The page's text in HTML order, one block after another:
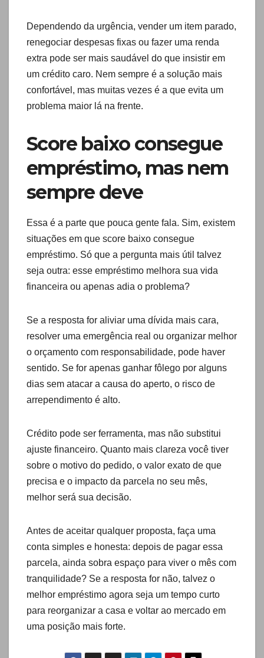
Dependendo da urgência, vender um item parado,
renegociar despesas fixas ou fazer uma renda
extra pode ser mais saudável do que insistir em
um crédito caro. Nem sempre é a solução mais
confortável, mas muitas vezes é a que evita um
problema maior lá na frente.
Score baixo consegue
empréstimo, mas nem
sempre deve
Essa é a parte que pouca gente fala. Sim, existem
situações em que score baixo consegue
empréstimo. Só que a pergunta mais útil talvez
seja outra: esse empréstimo melhora sua vida
financeira ou apenas adia o problema?
Se a resposta for aliviar uma dívida mais cara,
resolver uma emergência real ou organizar melhor
o orçamento com responsabilidade, pode haver
sentido. Se for apenas ganhar fôlego por alguns
dias sem atacar a causa do aperto, o risco de
arrependimento é alto.
Crédito pode ser ferramenta, mas não substitui
ajuste financeiro. Quanto mais clareza você tiver
sobre o motivo do pedido, o valor exato de que
precisa e o impacto da parcela no seu mês,
melhor será sua decisão.
Antes de aceitar qualquer proposta, faça uma
conta simples e honesta: depois de pagar essa
parcela, ainda sobra espaço para viver o mês com
tranquilidade? Se a resposta for não, talvez o
melhor empréstimo agora seja um tempo curto
para reorganizar a casa e voltar ao mercado em
uma posição mais forte.